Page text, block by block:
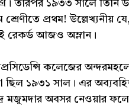
তারপর ১৯৩৩ সালে
প্রথম! উল্লেখ্যনীয়
রেকর্ড আজও অম্লান।
কলেজের
ছিল ১৯৩১ সাল। এর
মজুমদার অবসর নেওয়ার